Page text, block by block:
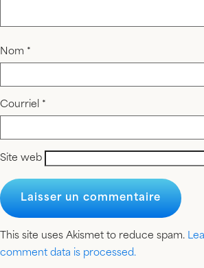
Nom *
Courriel *
Site web
This site uses Akismet to reduce spam.
comment data is processed.